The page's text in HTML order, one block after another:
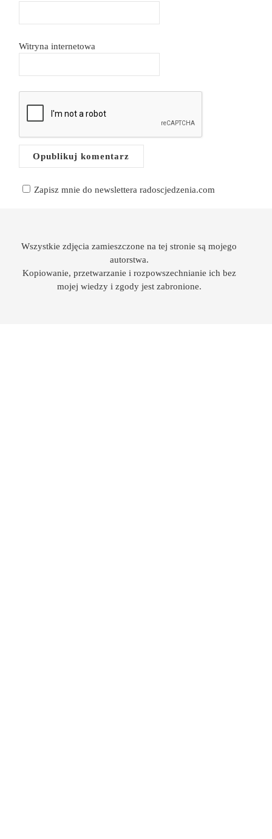
Witryna internetowa
Zapisz mnie do newslettera radoscjedzenia.com
Wszystkie zdjęcia zamieszczone na tej stronie są mojego
autorstwa.
Kopiowanie, przetwarzanie i rozpowszechnianie ich bez
mojej wiedzy i zgody jest zabronione.